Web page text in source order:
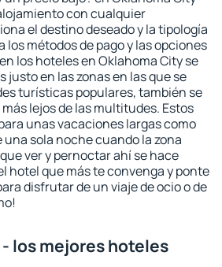
con cualquier
el destino deseado y la tipología
los métodos de pago y las opciones
los hoteles en Oklahoma City se
en las zonas en las que se
turísticas populares, también se
lejos de las multitudes. Estos
unas vacaciones largas como
sola noche cuando la zona
ver y pernoctar ahí se hace
hotel que más te convenga y ponte
disfrutar de un viaje de ocio o de
los mejores hoteles